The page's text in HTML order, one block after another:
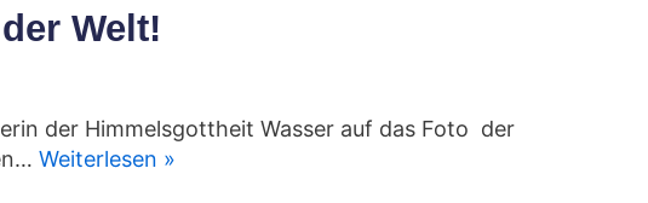
Welt!
der Himmelsgottheit Wasser auf das Foto der
Weiterlesen »